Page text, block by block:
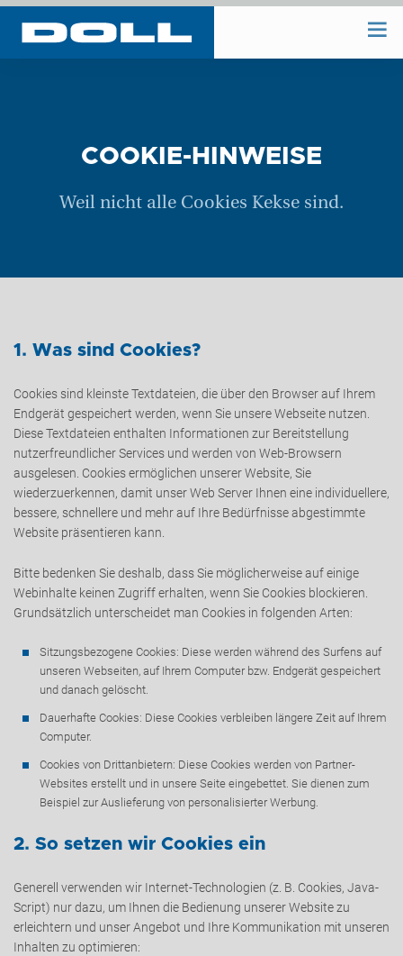
WIR PLANEN
BAUHOF
KONTAKT
ADRESSE
COOKIE-HINWEISE
Weil nicht alle Cookies Kekse sind.
1. Was sind Cookies?
Cookies sind kleinste Textdateien, die über den Browser auf Ihrem
Endgerät gespeichert werden, wenn Sie unsere Webseite nutzen.
Diese Textdateien enthalten Informationen zur Bereitstellung
nutzerfreundlicher Services und werden von Web-Browsern
ausgelesen. Cookies ermöglichen unserer Website, Sie
wiederzuerkennen, damit unser Web Server Ihnen eine individuellere,
bessere, schnellere und mehr auf Ihre Bedürfnisse abgestimmte
Website präsentieren kann.
Bitte bedenken Sie deshalb, dass Sie möglicherweise auf einige
Webinhalte keinen Zugriff erhalten, wenn Sie Cookies blockieren.
Grundsätzlich unterscheidet man Cookies in folgenden Arten:
Sitzungsbezogene Cookies: Diese werden während des Surfens auf
unseren Webseiten, auf Ihrem Computer bzw. Endgerät gespeichert
und danach gelöscht.
Dauerhafte Cookies: Diese Cookies verbleiben längere Zeit auf Ihrem
Computer.
Cookies von Drittanbietern: Diese Cookies werden von Partner-
Websites erstellt und in unsere Seite eingebettet. Sie dienen zum
Beispiel zur Auslieferung von personalisierter Werbung.
2. So setzen wir Cookies ein
Generell verwenden wir Internet-Technologien (z. B. Cookies, Java-
Script) nur dazu, um Ihnen die Bedienung unserer Website zu
erleichtern und unser Angebot und Ihre Kommunikation mit unseren
Inhalten zu optimieren: